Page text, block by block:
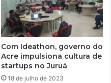
Com Ideathon, governo do
Acre impulsiona cultura de
startups no Juruá
18 de julho de 2023